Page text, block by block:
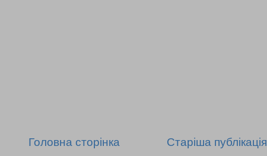
Старіша публікація
Головна сторінка